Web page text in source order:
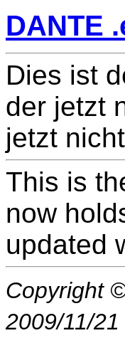
DANTE
Dies ist
der jetzt
jetzt
This is
now
updated
Copyright
2009/11/